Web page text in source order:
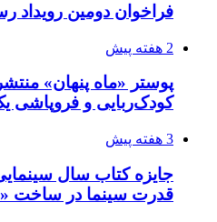
فراخوان دومین رویداد
2 هفته پیش
پوستر «ماه پنهان»
کودک‌ربایی و فروپاشی
3 هفته پیش
جایزه کتاب سال
قدرت سینما در ساخت